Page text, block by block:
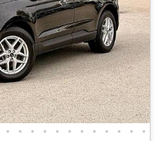
• • • • • • • • • • • •